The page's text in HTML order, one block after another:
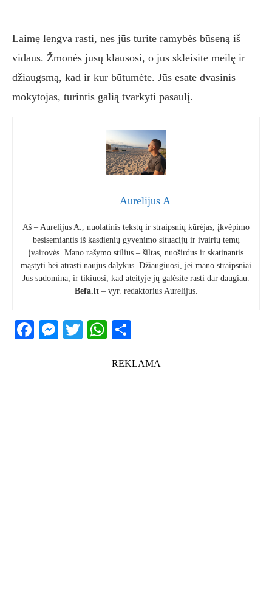
Laimę lengva rasti, nes jūs turite ramybės būseną iš
vidaus. Žmonės jūsų klausosi, o jūs skleisite meilę ir
džiaugsmą, kad ir kur būtumėte. Jūs esate dvasinis
mokytojas, turintis galią tvarkyti pasaulį.
Aurelijus A
Aš – Aurelijus A., nuolatinis tekstų ir straipsnių kūrėjas, įkvėpimo
besisemiantis iš kasdienių gyvenimo situacijų ir įvairių temų
įvairovės. Mano rašymo stilius – šiltas, nuoširdus ir skatinantis
mąstyti bei atrasti naujus dalykus. Džiaugiuosi, jei mano straipsniai
Jus sudomina, ir tikiuosi, kad ateityje jų galėsite rasti dar daugiau.
Befa.lt– vyr. redaktorius Aurelijus.
Facebook
Messenger
TwitterWhatsApp
REKLAMA